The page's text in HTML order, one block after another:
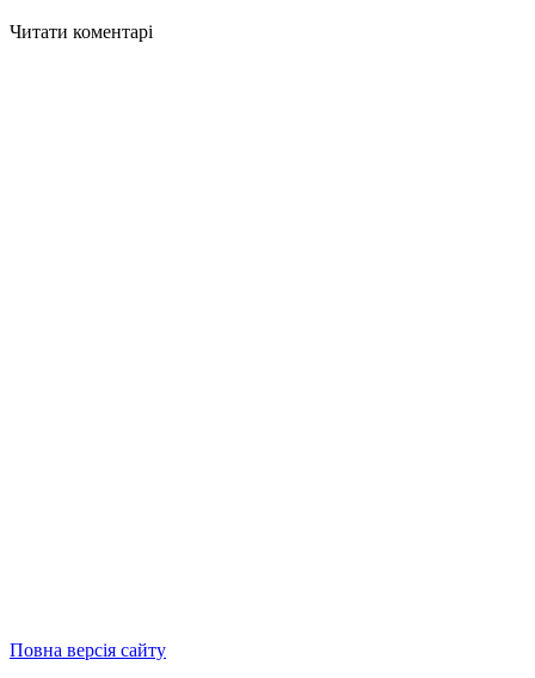
Читати коментарі
Повна версія сайту